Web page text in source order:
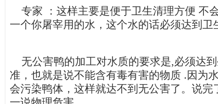
专家 ：这样主要是便于卫生清理方便 不
一个你屠宰用的水，这个水的话必须达到卫
无公害鸭的加工对水质的要求是,必须达
准，也就是说不能含有毒有害的物质 .因为
会污染鸭体，这样就达不到无公害了。说完